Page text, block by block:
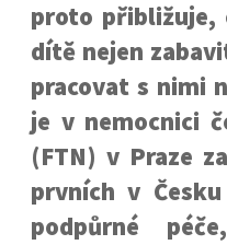
proto přibližuje,
dítě nejen
pracovat s nimi
je v nemocnici
(FTN) v Praze
prvních v
podpůrné